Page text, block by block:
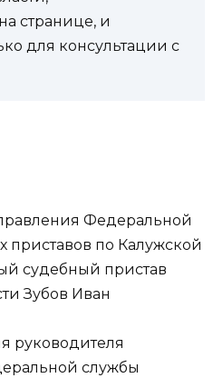
странице, и
для консультации с
Федеральной
приставов по Калужской
судебный пристав
Зубов Иван
руководителя
службы